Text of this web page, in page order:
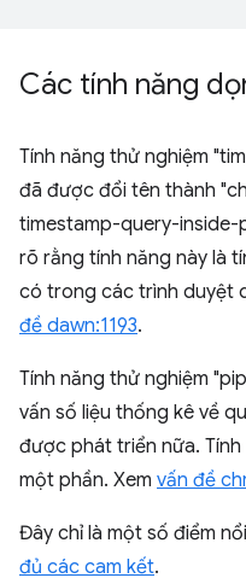
Các tính năng
Tính năng thử nghiệm
đã được đổi tên thành
timestamp-query-inside-
rõ rằng tính năng này là
có trong các trình duyệt
đề dawn:1193.
Tính năng thử nghiệm
vấn số liệu thống kê về
được phát triển nữa.
một phần. Xem vấn đề
Đây chỉ là một số điểm
đủ các cam kết.